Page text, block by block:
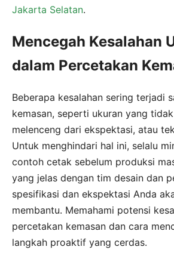
Jakarta Selatan.
Mencegah Kesalahan
dalam Percetakan
Beberapa kesalahan sering terjadi
kemasan, seperti ukuran yang
melenceng dari ekspektasi, atau
Untuk menghindari hal ini, selalu
contoh cetak sebelum produksi
yang jelas dengan tim desain dan
spesifikasi dan ekspektasi Anda
membantu. Memahami potensi
percetakan kemasan dan cara
langkah proaktif yang cerdas.